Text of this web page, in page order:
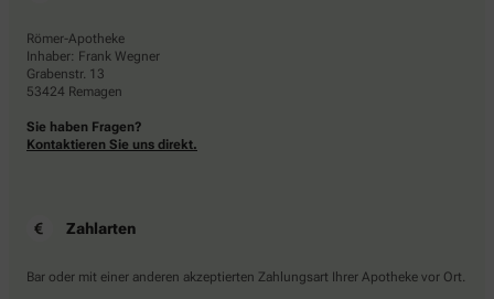
Römer-Apotheke
Inhaber: Frank Wegner
Grabenstr. 13
53424 Remagen
Sie haben Fragen?
Kontaktieren Sie uns direkt.
Zahlarten
Bar oder mit einer anderen akzeptierten Zahlungsart Ihrer Apotheke vor Ort.